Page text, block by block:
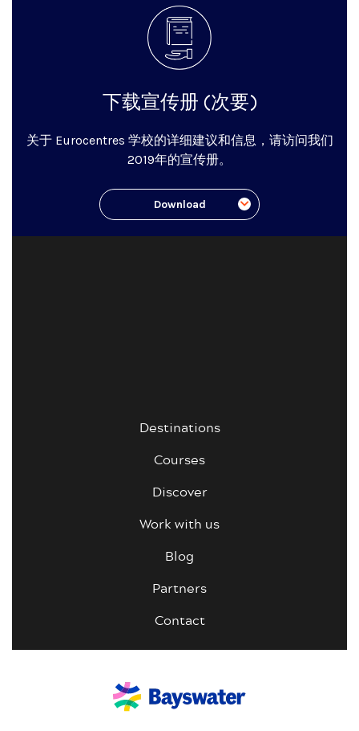
下载宣传册 (次要)
关于 Eurocentres 学校的详细建议和信息，请访问我们
2019年的宣传册。
Download
Destinations
Courses
Discover
Work with us
Blog
Partners
Contact